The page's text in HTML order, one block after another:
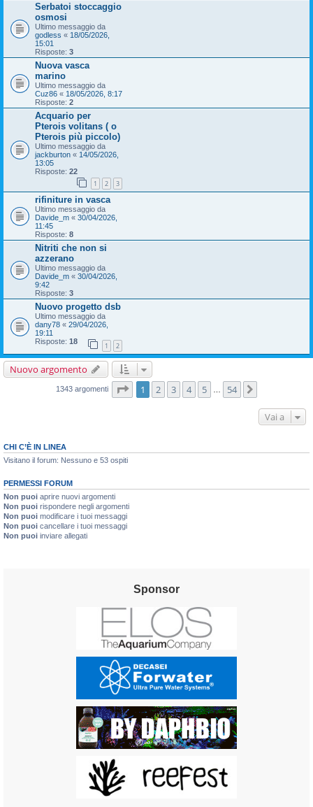
Serbatoi stoccaggio
osmosi
Ultimo messaggio da
godless « 18/05/2026,
15:01
Risposte: 3
Nuova vasca
marino
Ultimo messaggio da
Cuz86 « 18/05/2026, 8:17
Risposte: 2
Acquario per
Pterois volitans ( o
Pterois più piccolo)
Ultimo messaggio da
jackburton « 14/05/2026,
13:05
Risposte: 22
1 2 3
rifiniture in vasca
Ultimo messaggio da
Davide_m « 30/04/2026,
11:45
Risposte: 8
Nitriti che non si
azzerano
Ultimo messaggio da
Davide_m « 30/04/2026,
9:42
Risposte: 3
Nuovo progetto dsb
Ultimo messaggio da
dany78 « 29/04/2026,
19:11
Risposte: 18 1 2
Nuovo argomento
1343 argomenti Pagina1 di
1 2 3 4 5 54
Vai a
CHI C’È IN LINEA
Visitano il forum: Nessuno e 53 ospiti
PERMESSI FORUM
Non puoi aprire nuovi argomenti
Non puoi rispondere negli argomenti
Non puoi modificare i tuoi messaggi
Non puoi cancellare i tuoi messaggi
Non puoi inviare allegati
Sponsor